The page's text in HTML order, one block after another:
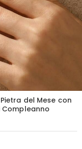
del Mese con
Compleanno